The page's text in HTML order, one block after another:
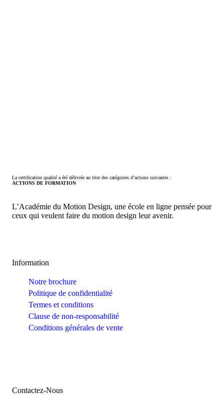
La certification qualité a été délivrée au titre des catégories d’actions suivantes :
ACTIONS DE FORMATION
L’Académie du Motion Design, une école en ligne pensée pour
ceux qui veulent faire du motion design leur avenir.
Information
Notre brochure
Politique de confidentialité
Termes et conditions
Clause de non-responsabilité
Conditions générales de vente
Contactez-Nous